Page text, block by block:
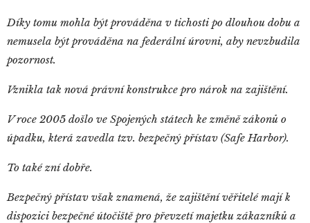
Díky tomu mohla být prováděna v tichosti po dlouhou dobu a
nemusela být prováděna na federální úrovni, aby nevzbudila
pozornost.
Vznikla tak nová právní konstrukce pro nárok na zajištění.
V roce 2005 došlo ve Spojených státech ke změně zákonů o
úpadku, která zavedla tzv. bezpečný přístav (Safe Harbor).
To také zní dobře.
Bezpečný přístav však znamená, že zajištění věřitelé mají k
dispozici bezpečné útočiště pro převzetí majetku zákazníků a